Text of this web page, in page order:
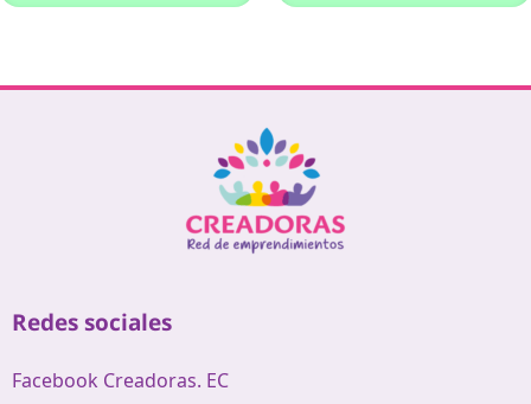
Redes sociales
Facebook Creadoras. EC